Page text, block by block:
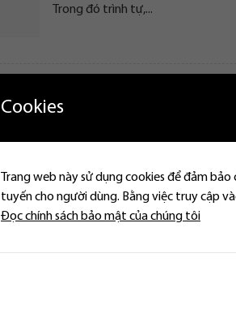
Trong đó trình tự,...
Quy định pháp luật về
Nhằm đảm bảo quyền, lợi ích
trình tiến...
Hội nghị chủ nợ là nơi mà chủ nợ
Cookies
Trang web này sử dụng cookies để đảm
tuyến cho người dùng. Bằng việc truy cập
Đọc chính sách bảo mật của chúng tôi